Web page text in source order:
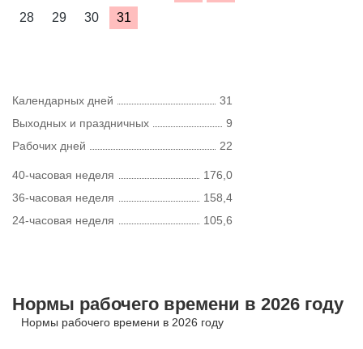
28
29 30 31
Календарных дней
31
Выходных и праздничных
9
Рабочих дней
22
40-часовая неделя
176,0
36-часовая неделя
158,4
24-часовая неделя
105,6
Нормы рабочего времени в 2026 году
Нормы рабочего времени в 2026 году